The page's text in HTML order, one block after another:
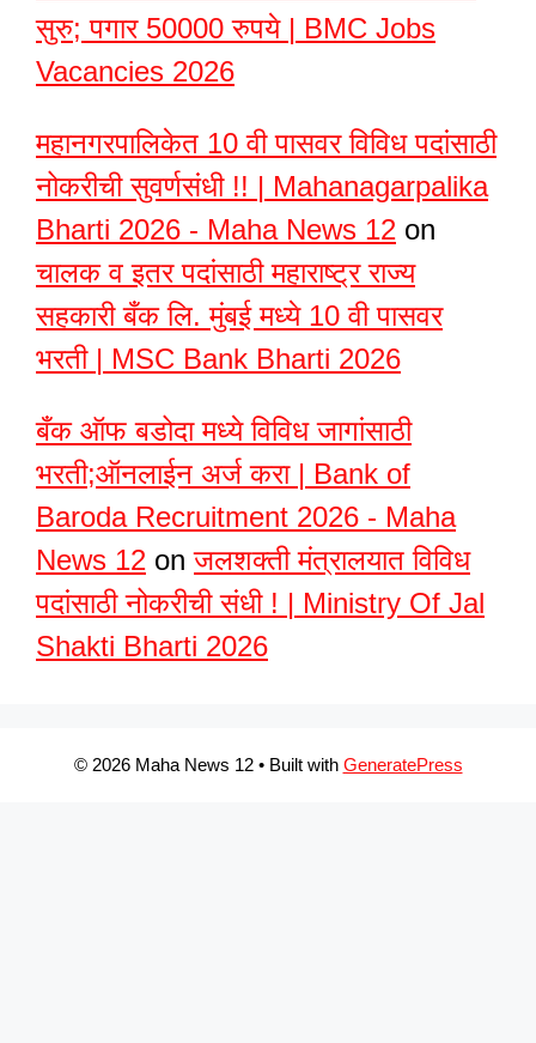
सुरु; पगार 50000 रुपये | BMC Jobs
Vacancies 2026
महानगरपालिकेत 10 वी पासवर विविध पदांसाठी
नोकरीची सुवर्णसंधी !! | Mahanagarpalika
Bharti 2026 - Maha News 12 on
चालक व इतर पदांसाठी महाराष्ट्र राज्य
सहकारी बँक लि. मुंबई मध्ये 10 वी पासवर
भरती | MSC Bank Bharti 2026
बँक ऑफ बडोदा मध्ये विविध जागांसाठी
भरती;ऑनलाईन अर्ज करा | Bank of
Baroda Recruitment 2026 - Maha
News 12 onजलशक्ती मंत्रालयात विविध
पदांसाठी नोकरीची संधी ! | Ministry Of Jal
Shakti Bharti 2026
© 2026 Maha News 12• Built with GeneratePress